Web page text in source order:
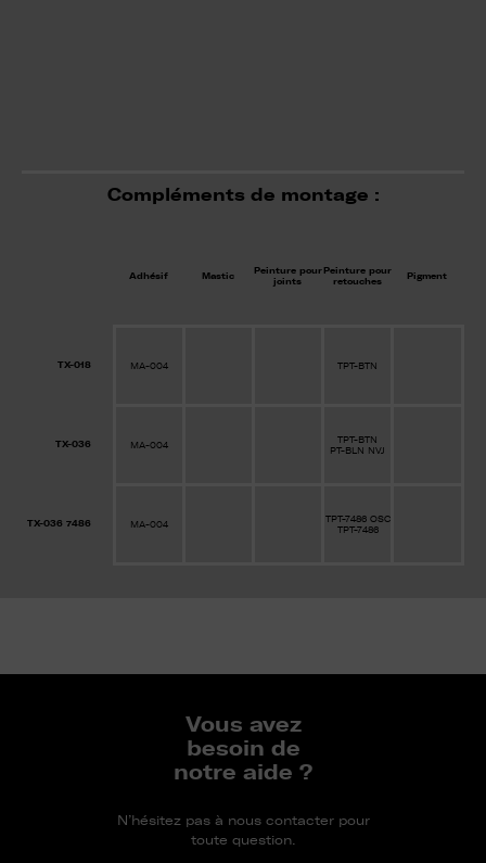
Compléments de montage :
Adhésif Mastic
Peinture pour
joints
Peinture pour
retouches
Pigment
TX-018 MA-004 TPT-BTN
TX-036 MA-004
TPT-BTN
PT-BLN NVJ
TX-036 7486 MA-004
TPT-7486 OSC
TPT-7486
Vous avez
besoin de
notre aide ?
N’hésitez pas à nous contacter pour
toute question.